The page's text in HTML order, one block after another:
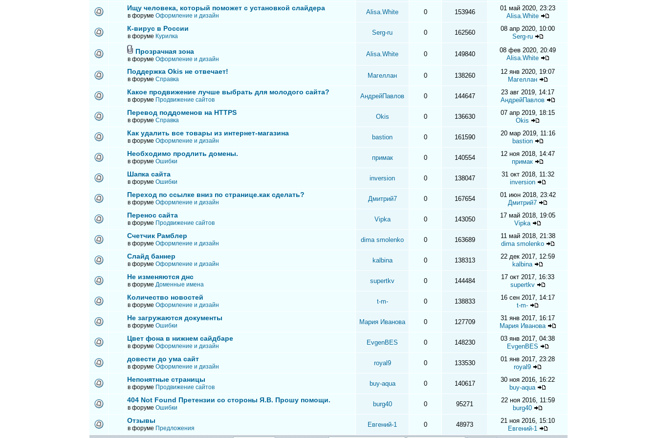
Ищу человека, который поможет с установкой слайдера
в форуме Оформление и дизайн Alisa.White 0 153946
01 май 2020, 23:23
Alisa.White
К-вирус в России
в форуме Курилка Serg-ru 0 162560
08 апр 2020, 10:00
Serg-ru
Прозрачная зона
в форуме Оформление и дизайн
Alisa.White 0 149840
08 фев 2020, 20:49
Alisa.White
Поддержка Okis не отвечает!
в форуме Справка Магеллан 0 138260
12 янв 2020, 19:07
Магеллан
Какое продвижение лучше выбрать для молодого сайта?
в форуме Продвижение сайтов АндрейПавлов 0 144647
23 авг 2019, 14:17
АндрейПавлов
Перевод поддоменов на HTTPS
в форуме Справка Okis 0 136630
07 апр 2019, 18:15
Okis
Как удалить все товары из интернет-магазина
в форуме Оформление и дизайн bastion 0 161590
20 мар 2019, 11:16
bastion
Необходимо продлить домены.
в форуме Ошибки примак 0 140554
12 ноя 2018, 14:47
примак
Шапка сайта
в форуме Ошибки inversion 0 138047
31 окт 2018, 11:32
inversion
Переход по ссылке вниз по странице.как сделать?
в форуме Оформление и дизайн Дмитрий7 0 167654
01 июн 2018, 23:42
Дмитрий7
Перенос сайта
в форуме Продвижение сайтов Vipka 0 143050
17 май 2018, 19:05
Vipka
Счетчик Рамблер
в форуме Оформление и дизайн dima smolenko 0 163689
11 май 2018, 21:38
dima smolenko
Слайд баннер
в форуме Оформление и дизайн kalbina 0 138313
22 дек 2017, 12:59
kalbina
Не изменяются днс
в форуме Доменные имена supertkv 0 144484
17 окт 2017, 16:33
supertkv
Количество новостей
в форуме Оформление и дизайн t-m- 0 138833
16 сен 2017, 14:17
t-m-
Не загружаются документы
в форуме Ошибки Мария Иванова 0 127709
31 янв 2017, 16:17
Мария Иванова
Цвет фона в нижнем сайдбаре
в форуме Оформление и дизайн EvgenBES 0 148230
03 янв 2017, 04:38
EvgenBES
довести до ума сайт
в форуме Оформление и дизайн royal9 0 133530
01 янв 2017, 23:28
royal9
Непонятные страницы
в форуме Продвижение сайтов buy-aqua 0 140617
30 ноя 2016, 16:22
buy-aqua
404 Not Found Претензии со стороны Я.В. Прошу помощи.
в форуме Ошибки burg40 0 95271
22 ноя 2016, 11:59
burg40
Отзывы
в форуме Предложения Евгений-1 0 48973
21 ноя 2016, 15:10
Евгений-1